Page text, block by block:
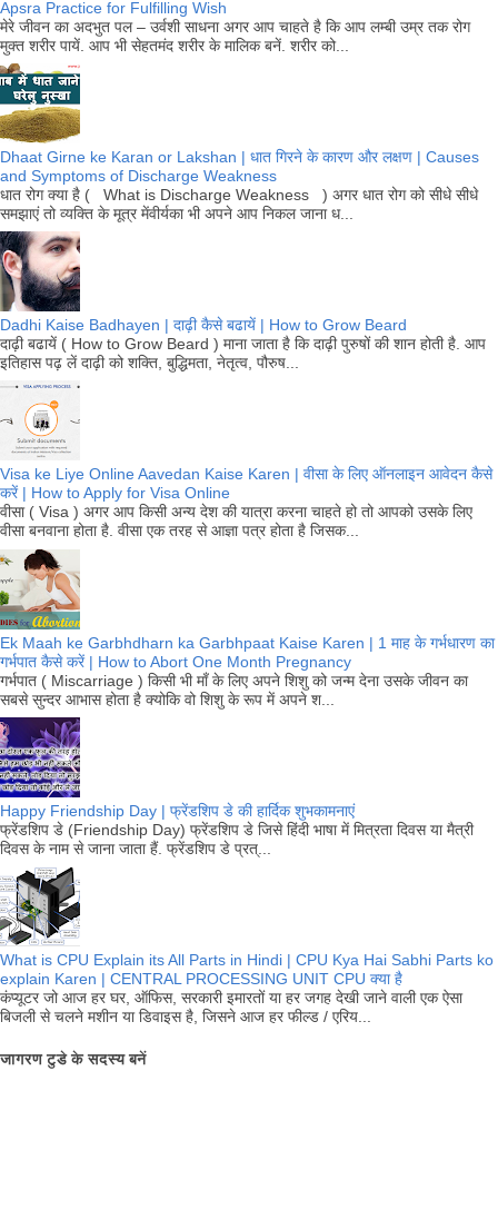
Apsra Practice for Fulfilling Wish
मेरे जीवन का अदभुत पल – उर्वशी साधना अगर आप चाहते है कि आप लम्बी उम्र तक रोग
मुक्त शरीर पायें. आप भी सेहतमंद शरीर के मालिक बनें. शरीर को...
Dhaat Girne ke Karan or Lakshan | धात गिरने के कारण और लक्षण | Causes
and Symptoms of Discharge Weakness
धात रोग क्या है ( What is Discharge Weakness ) अगर धात रोग को सीधे सीधे
समझाएं तो व्यक्ति के मूत्र मेंवीर्यका भी अपने आप निकल जाना ध...
Dadhi Kaise Badhayen | दाढ़ी कैसे बढायें | How to Grow Beard
दाढ़ी बढायें ( How to Grow Beard ) माना जाता है कि दाढ़ी पुरुषों की शान होती है. आप
इतिहास पढ़ लें दाढ़ी को शक्ति, बुद्धिमता, नेतृत्व, पौरुष...
Visa ke Liye Online Aavedan Kaise Karen | वीसा के लिए ऑनलाइन आवेदन कैसे
करें | How to Apply for Visa Online
वीसा ( Visa ) अगर आप किसी अन्य देश की यात्रा करना चाहते हो तो आपको उसके लिए
वीसा बनवाना होता है. वीसा एक तरह से आज्ञा पत्र होता है जिसक...
Ek Maah ke Garbhdharn ka Garbhpaat Kaise Karen | 1 माह के गर्भधारण का
गर्भपात कैसे करें | How to Abort One Month Pregnancy
गर्भपात ( Miscarriage ) किसी भी माँ के लिए अपने शिशु को जन्म देना उसके जीवन का
सबसे सुन्दर आभास होता है क्योकि वो शिशु के रूप में अपने श...
Happy Friendship Day | फ्रेंडशिप डे की हार्दिक शुभकामनाएं
फ्रेंडशिप डे (Friendship Day) फ्रेंडशिप डे जिसे हिंदी भाषा में मित्रता दिवस या मैत्री
दिवस के नाम से जाना जाता हैं. फ्रेंडशिप डे प्रत्...
What is CPU Explain its All Parts in Hindi | CPU Kya Hai Sabhi Parts ko
explain Karen | CENTRAL PROCESSING UNIT CPU क्या है
कंप्यूटर जो आज हर घर, ऑफिस, सरकारी इमारतों या हर जगह देखी जाने वाली एक ऐसा
बिजली से चलने मशीन या डिवाइस है, जिसने आज हर फील्ड / एरिय...
जागरण टुडे के सदस्य बनें